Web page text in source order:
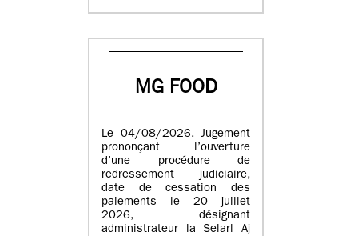
MG FOOD
Le 04/08/2026. Jugement
prononçant l’ouverture
d’une procédure de
redressement judiciaire,
date de cessation des
paiements le 20 juillet
2026, désignant
administrateur la Selarl Aj